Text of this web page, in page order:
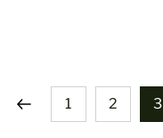
1 2 3